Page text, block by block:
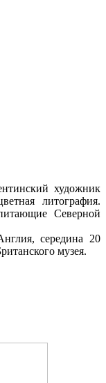
художник
литография.
Северной
середина 20
музея.